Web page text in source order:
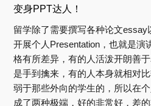
变身PPT达人！
留学除了需要撰写各种论文
开展个人Presentation，也就是演
格有所差异，有的人活泼开朗善
是手到擒来，有的人本身就相对
弱于那些外向的学生的，所以在
成了两种极端，好的非常好，差